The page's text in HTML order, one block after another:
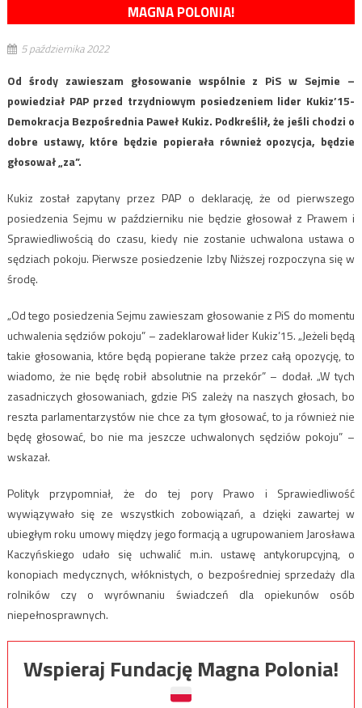
MAGNA POLONIA!
5 października 2022
Od środy zawieszam głosowanie wspólnie z PiS w Sejmie –
powiedział PAP przed trzydniowym posiedzeniem lider Kukiz’15-
Demokracja Bezpośrednia Paweł Kukiz. Podkreślił, że jeśli chodzi o
dobre ustawy, które będzie popierała również opozycja, będzie
głosował „za”.
Kukiz został zapytany przez PAP o deklarację, że od pierwszego
posiedzenia Sejmu w październiku nie będzie głosował z Prawem i
Sprawiedliwością do czasu, kiedy nie zostanie uchwalona ustawa o
sędziach pokoju. Pierwsze posiedzenie Izby Niższej rozpoczyna się w
środę.
„Od tego posiedzenia Sejmu zawieszam głosowanie z PiS do momentu
uchwalenia sędziów pokoju” – zadeklarował lider Kukiz’15. „Jeżeli będą
takie głosowania, które będą popierane także przez całą opozycję, to
wiadomo, że nie będę robił absolutnie na przekór” – dodał. „W tych
zasadniczych głosowaniach, gdzie PiS zależy na naszych głosach, bo
reszta parlamentarzystów nie chce za tym głosować, to ja również nie
będę głosować, bo nie ma jeszcze uchwalonych sędziów pokoju” –
wskazał.
Polityk przypomniał, że do tej pory Prawo i Sprawiedliwość
wywiązywało się ze wszystkich zobowiązań, a dzięki zawartej w
ubiegłym roku umowy między jego formacją a ugrupowaniem Jarosława
Kaczyńskiego udało się uchwalić m.in. ustawę antykorupcyjną, o
konopiach medycznych, włóknistych, o bezpośredniej sprzedaży dla
rolników czy o wyrównaniu świadczeń dla opiekunów osób
niepełnosprawnych.
Wspieraj Fundację Magna Polonia!